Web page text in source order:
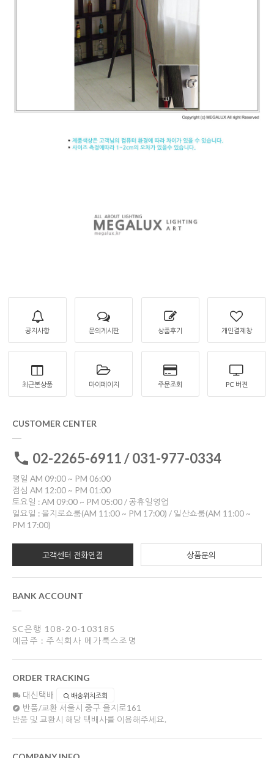
공지사항 문의게시판 상품후기 개인결제창
최근본상품 마이페이지 주문조회 PC 버젼
CUSTOMER CENTER
02-2265-6911 / 031-977-0334
평일 AM 09:00 ~ PM 06:00
점심 AM 12:00 ~ PM 01:00
토요일 : AM 09:00 ~ PM 05:00 / 공휴일영업
일요일 : 을지로쇼룸(AM 11:00 ~ PM 17:00) / 일산쇼룸(AM 11:00 ~
PM 17:00)
고객센터 전화연결 상품문의
BANK ACCOUNT
SC은행 108-20-103185
예금주 : 주식회사 메가룩스조명
ORDER TRACKING
대신택배 배송위치조회
반품/교환 서울시 중구 을지로161
반품 및 교환시 해당 택배사를 이용해주세요.